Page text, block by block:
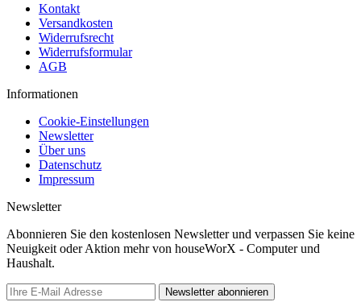
Kontakt
Versandkosten
Widerrufsrecht
Widerrufsformular
AGB
Informationen
Cookie-Einstellungen
Newsletter
Über uns
Datenschutz
Impressum
Newsletter
Abonnieren Sie den kostenlosen Newsletter und verpassen Sie keine
Neuigkeit oder Aktion mehr von houseWorX - Computer und
Haushalt.
Newsletter abonnieren